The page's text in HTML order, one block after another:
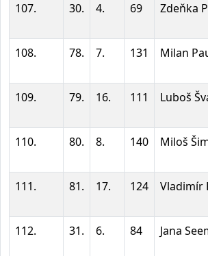
107. 30. 4. 69 Zdeňka
108. 78. 7. 131 Milan
109. 79. 16. 111 Luboš
110. 80. 8. 140 Miloš
111. 81. 17. 124 Vladimír
112. 31. 6. 84 Jana